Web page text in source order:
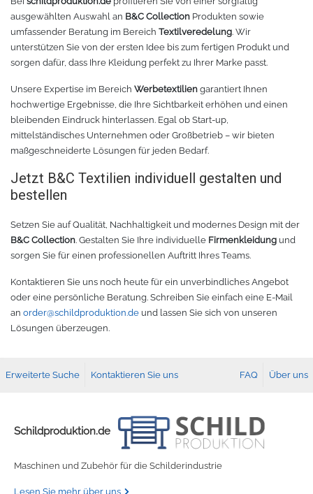
Solar Silber
Palisade
Farbkarte
Filament für 3D-Druck
PLA
Spezielle Filamente
Zubehör Schneideplotter
Zubehör für Brother-Schneideplotter
Tinte
Solvent Tinte
Direct to Film Tinte
3D Drucker Zubehör
3D-Drucker Bauplatte
ausgewählten Auswahl an B&C Collection Produkten sowie
umfassender Beratung im Bereich Textilveredelung. Wir
unterstützen Sie von der ersten Idee bis zum fertigen Produkt und
sorgen dafür, dass Ihre Kleidung perfekt zu Ihrer Marke passt.
Unsere Expertise im Bereich Werbetextilien garantiert Ihnen
hochwertige Ergebnisse, die Ihre Sichtbarkeit erhöhen und einen
bleibenden Eindruck hinterlassen. Egal ob Start-up,
mittelständisches Unternehmen oder Großbetrieb – wir bieten
maßgeschneiderte Lösungen für jeden Bedarf.
Jetzt B&C Textilien individuell gestalten und
bestellen
Setzen Sie auf Qualität, Nachhaltigkeit und modernes Design mit der
B&C Collection. Gestalten Sie Ihre individuelle Firmenkleidung und
sorgen Sie für einen professionellen Auftritt Ihres Teams.
Kontaktieren Sie uns noch heute für ein unverbindliches Angebot
oder eine persönliche Beratung. Schreiben Sie einfach eine E-Mail
an order@schildproduktion.de und lassen Sie sich von unseren
Lösungen überzeugen.
Erweiterte Suche Kontaktieren Sie uns FAQ Über uns
Schildproduktion.de
Maschinen und Zubehör für die Schilderindustrie
Lesen Sie mehr über uns